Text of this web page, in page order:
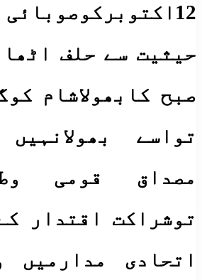
حیثیت سے حلف
صبح کابھولاشام
تواسے
مصداق قومی
توشراکت اقتدار
اتحادی مدارمیں